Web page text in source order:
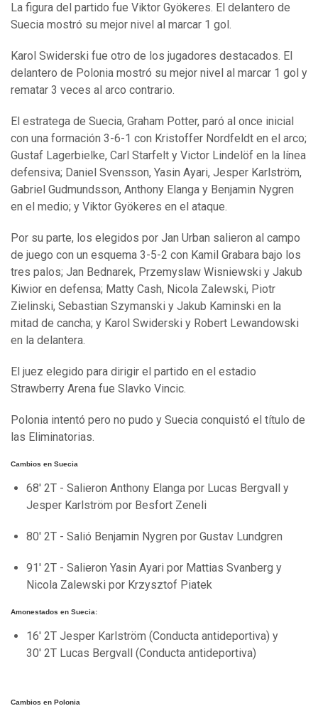
La figura del partido fue Viktor Gyökeres. El delantero de
Suecia mostró su mejor nivel al marcar 1 gol.
Karol Swiderski fue otro de los jugadores destacados. El
delantero de Polonia mostró su mejor nivel al marcar 1 gol y
rematar 3 veces al arco contrario.
El estratega de Suecia, Graham Potter, paró al once inicial
con una formación 3-6-1 con Kristoffer Nordfeldt en el arco;
Gustaf Lagerbielke, Carl Starfelt y Victor Lindelöf en la línea
defensiva; Daniel Svensson, Yasin Ayari, Jesper Karlström,
Gabriel Gudmundsson, Anthony Elanga y Benjamin Nygren
en el medio; y Viktor Gyökeres en el ataque.
Por su parte, los elegidos por Jan Urban salieron al campo
de juego con un esquema 3-5-2 con Kamil Grabara bajo los
tres palos; Jan Bednarek, Przemyslaw Wisniewski y Jakub
Kiwior en defensa; Matty Cash, Nicola Zalewski, Piotr
Zielinski, Sebastian Szymanski y Jakub Kaminski en la
mitad de cancha; y Karol Swiderski y Robert Lewandowski
en la delantera.
El juez elegido para dirigir el partido en el estadio
Strawberry Arena fue Slavko Vincic.
Polonia intentó pero no pudo y Suecia conquistó el título de
las Eliminatorias.
Cambios en Suecia
68' 2T - Salieron Anthony Elanga por Lucas Bergvall y
Jesper Karlström por Besfort Zeneli
80' 2T - Salió Benjamin Nygren por Gustav Lundgren
91' 2T - Salieron Yasin Ayari por Mattias Svanberg y
Nicola Zalewski por Krzysztof Piatek
Amonestados en Suecia:
16' 2T Jesper Karlström (Conducta antideportiva) y
30' 2T Lucas Bergvall (Conducta antideportiva)
Cambios en Polonia